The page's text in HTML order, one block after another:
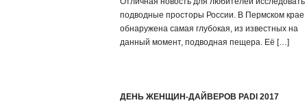
подводные просторы России. В Пермском крае
обнаружена самая глубокая, из известных на
данный момент, подводная пещера. Её […]
ДЕНЬ ЖЕНЩИН-ДАЙВЕРОВ PADI 2017